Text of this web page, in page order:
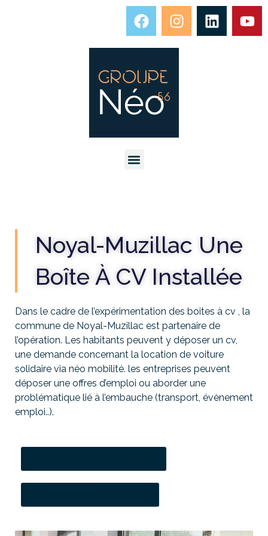
Noyal-Muzillac Une
Boîte À CV Installée
Dans le cadre de l’expérimentation des boites à cv , la
commune de Noyal-Muzillac est partenaire de
l’opération. Les habitants peuvent y déposer un cv,
une demande concernant la location de voiture
solidaire via néo mobilité. les entreprises peuvent
déposer une offres d’emploi ou aborder une
problématique lié à l’embauche (transport, évènement
emploi..).